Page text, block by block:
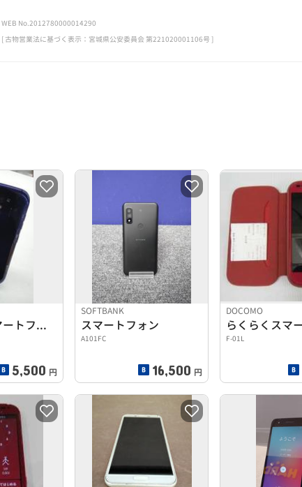
WEB No.2012780000014290
[ 古物営業法に基づく表示：宮城県公安委員会 第221020001106号 ]
らくらくスマートフォン
5,500 円
SOFTBANK
スマートフォン
A101FC
16,500 円
DOCOMO
F-01L